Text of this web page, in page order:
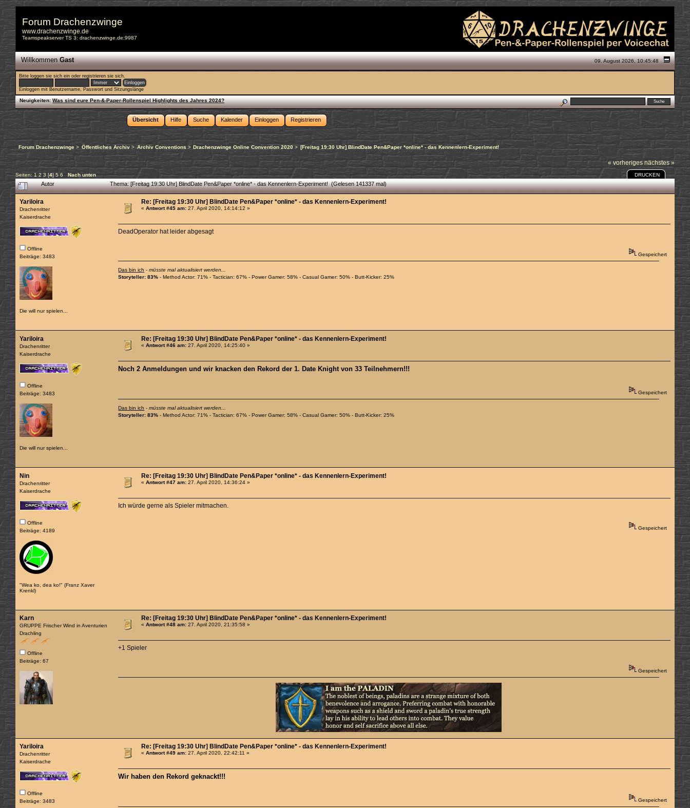
Forum Drachenzwinge
www.drachenzwinge.de
Teamspeakserver TS 3: drachenzwinge.de:9987
09. August 2026, 10:45:48
WillkommenGast
Bitte loggen sie sich ein oderregistrieren sie sich.
Einloggen mit Benutzername, Passwort und Sitzungslänge
Neuigkeiten: Was sind eure Pen-&-Paper-Rollenspiel Highlights des Jahres 2024?
Übersicht Hilfe Suche Kalender Einloggen Registrieren
Forum Drachenzwinge > Öffentliches Archiv> Archiv Conventions> Drachenzwinge Online Convention 2020> [Freitag 19:30 Uhr] BlindDate Pen&Paper *online* - das Kennenlern-Experiment!
« vorheriges nächstes »
Seiten: 1 2 3 [4]5 6 Nach unten DRUCKEN
Autor Thema: [Freitag 19:30 Uhr] BlindDate Pen&Paper *online* - das Kennenlern-Experiment! (Gelesen 141337 mal)
Yariloira
Drachenritter
Kaiserdrache
Offline
Beiträge: 3483
Die will nur spielen...
Re: [Freitag 19:30 Uhr] BlindDate Pen&Paper *online* - das Kennenlern-Experiment!
«Antwort #45 am: 27. April 2020, 14:14:12 »
DeadOperator hat leider abgesagt
Gespeichert
Das bin ich -müsste mal aktualisiert werden...
Storyteller: 83% - Method Actor: 71% - Tactician: 67% - Power Gamer: 58% - Casual Gamer: 50% - Butt-Kicker: 25%
Yariloira
Drachenritter
Kaiserdrache
Offline
Beiträge: 3483
Die will nur spielen...
Re: [Freitag 19:30 Uhr] BlindDate Pen&Paper *online* - das Kennenlern-Experiment!
«Antwort #46 am: 27. April 2020, 14:25:40 »
Noch 2 Anmeldungen und wir knacken den Rekord der 1. Date Knight von 33 Teilnehmern!!!
Gespeichert
Das bin ich -müsste mal aktualisiert werden...
Storyteller: 83% - Method Actor: 71% - Tactician: 67% - Power Gamer: 58% - Casual Gamer: 50% - Butt-Kicker: 25%
Nin
Drachenritter
Kaiserdrache
Offline
Beiträge: 4189
"Wea ko, dea ko!" (Franz Xaver
Krenkl)
Re: [Freitag 19:30 Uhr] BlindDate Pen&Paper *online* - das Kennenlern-Experiment!
«Antwort #47 am: 27. April 2020, 14:36:24 »
Ich würde gerne als Spieler mitmachen.
Gespeichert
Karn
GRUPPE Frischer Wind in Aventurien
Drachling
Offline
Beiträge: 67
Re: [Freitag 19:30 Uhr] BlindDate Pen&Paper *online* - das Kennenlern-Experiment!
«Antwort #48 am: 27. April 2020, 21:35:58 »
+1 Spieler
Gespeichert
Yariloira
Drachenritter
Kaiserdrache
Offline
Beiträge: 3483
Re: [Freitag 19:30 Uhr] BlindDate Pen&Paper *online* - das Kennenlern-Experiment!
«Antwort #49 am: 27. April 2020, 22:42:11 »
Wir haben den Rekord geknackt!!!
Gespeichert